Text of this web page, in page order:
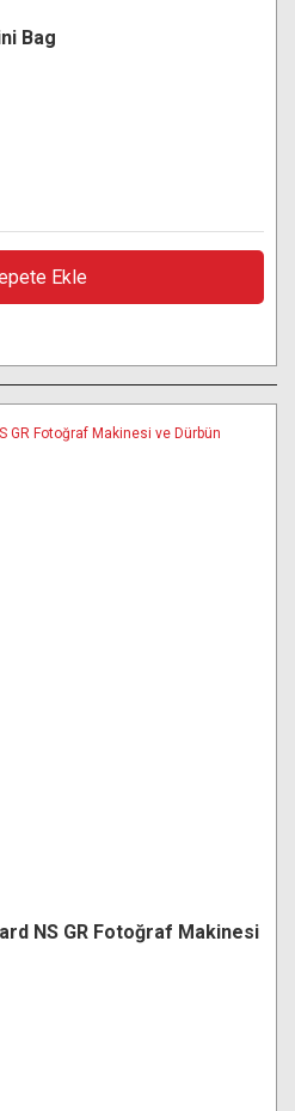
Bag
Ekle
NS GR Fotoğraf Makinesi